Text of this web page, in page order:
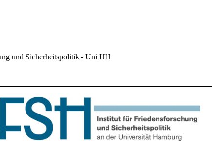
und Sicherheitspolitik - Uni HH